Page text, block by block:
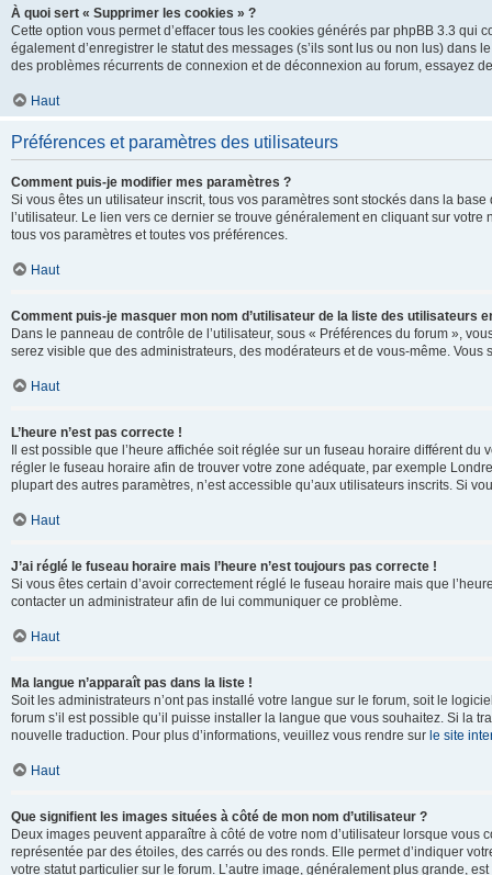
À quoi sert « Supprimer les cookies » ?
Cette option vous permet d’effacer tous les cookies générés par phpBB 3.3
également d’enregistrer le statut des messages (s’ils sont lus ou non lus)
des problèmes récurrents de connexion et de déconnexion au forum, essayez
Haut
Préférences et paramètres des utilisateurs
Comment puis-je modifier mes paramètres ?
Si vous êtes un utilisateur inscrit, tous vos paramètres sont stockés dans la
l’utilisateur. Le lien vers ce dernier se trouve généralement en cliquant sur
tous vos paramètres et toutes vos préférences.
Haut
Comment puis-je masquer mon nom d’utilisateur de la liste des utilisateurs
Dans le panneau de contrôle de l’utilisateur, sous « Préférences du forum »,
serez visible que des administrateurs, des modérateurs et de vous-même.
Haut
L’heure n’est pas correcte !
Il est possible que l’heure affichée soit réglée sur un fuseau horaire différent
régler le fuseau horaire afin de trouver votre zone adéquate, par exemple
plupart des autres paramètres, n’est accessible qu’aux utilisateurs inscrits. Si
Haut
J’ai réglé le fuseau horaire mais l’heure n’est toujours pas correcte !
Si vous êtes certain d’avoir correctement réglé le fuseau horaire mais que
contacter un administrateur afin de lui communiquer ce problème.
Haut
Ma langue n’apparaît pas dans la liste !
Soit les administrateurs n’ont pas installé votre langue sur le forum, soit le
forum s’il est possible qu’il puisse installer la langue que vous souhaitez. Si la
nouvelle traduction. Pour plus d’informations, veuillez vous rendre sur le site
Haut
Que signifient les images situées à côté de mon nom d’utilisateur ?
Deux images peuvent apparaître à côté de votre nom d’utilisateur lorsque
représentée par des étoiles, des carrés ou des ronds. Elle permet d’indiquer
votre statut particulier sur le forum. L’autre image, généralement plus grande,